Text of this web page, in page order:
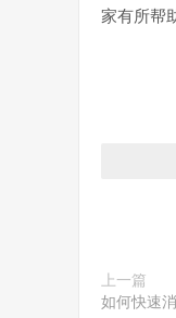
家有所帮
上一篇
如何快速